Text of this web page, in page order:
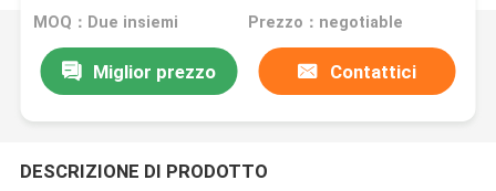
articolato
MOQ：Due insiemi Prezzo：negotiable
Miglior prezzo Contattici
DESCRIZIONE DI PRODOTTO